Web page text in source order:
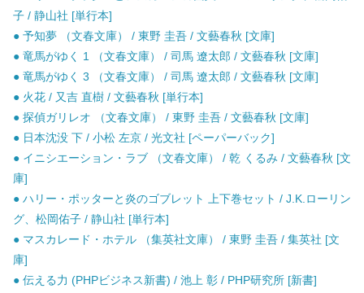
子 / 静山社 [単行本]
● 予知夢 （文春文庫） / 東野 圭吾 / 文藝春秋 [文庫]
● 竜馬がゆく 1 （文春文庫） / 司馬 遼太郎 / 文藝春秋 [文庫]
● 竜馬がゆく 3 （文春文庫） / 司馬 遼太郎 / 文藝春秋 [文庫]
● 火花 / 又吉 直樹 / 文藝春秋 [単行本]
● 探偵ガリレオ （文春文庫） / 東野 圭吾 / 文藝春秋 [文庫]
● 日本沈没 下 / 小松 左京 / 光文社 [ペーパーバック]
● イニシエーション・ラブ （文春文庫） / 乾 くるみ / 文藝春秋 [文
庫]
● ハリー・ポッターと炎のゴブレット 上下巻セット / J.K.ローリン
グ、松岡佑子 / 静山社 [単行本]
● マスカレード・ホテル （集英社文庫） / 東野 圭吾 / 集英社 [文
庫]
● 伝える力 (PHPビジネス新書) / 池上 彰 / PHP研究所 [新書]